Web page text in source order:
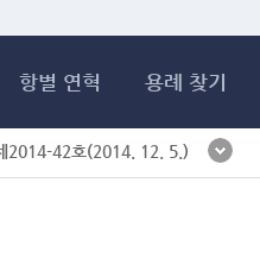
항별 연혁 용례 찾기
2014-42호(2014. 12. 5.)